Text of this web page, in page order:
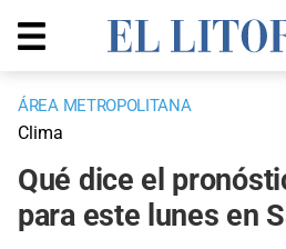
ÁREA METROPOLITANA
Clima
Qué dice el
para este lunes en